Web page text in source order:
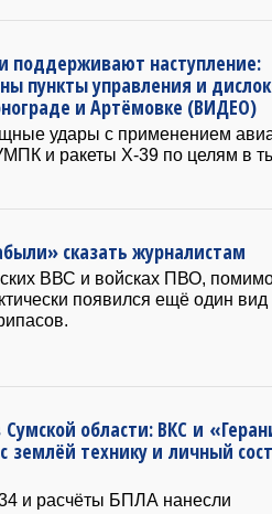
поддерживают наступление:
пункты управления и
и Артёмовке (ВИДЕО)
удары с применением
и ракеты Х-39 по целям в
сказать журналистам
ВВС и войсках ПВО,
появился ещё один вид
Сумской области: ВКС и
землёй технику и личный
и расчёты БПЛА нанесли